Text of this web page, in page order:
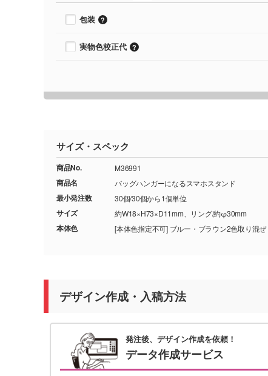
包装
実物色校正代
サイズ・スペック
商品No. M36991
商品名 バッグハンガーになるスマホスタンド
最小発注数 30個/30個から1個単位
サイズ 約W18×H73×D11mm、リング/約φ30mm
本体色 [本体色指定不可] ブルー・ブラウン2色取り混ぜ
デザイン作成・入稿方法
発注後、デザイン作成を依頼！
データ作成サービス